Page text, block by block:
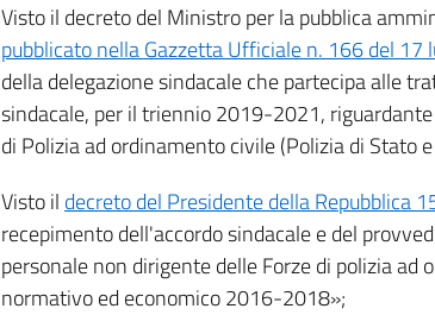
Visto il decreto del Ministro per la pubblica
pubblicato nella Gazzetta Ufficiale n. 166 del 17
della delegazione sindacale che partecipa alle
sindacale, per il triennio 2019-2021,
di Polizia ad ordinamento civile (Polizia di Stato
Visto il decreto del Presidente della Repubblica
recepimento dell'accordo sindacale e del
personale non dirigente delle Forze di polizia
normativo ed economico 2016-2018»;